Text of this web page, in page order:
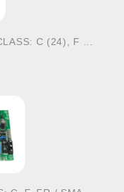
C (24), F ...